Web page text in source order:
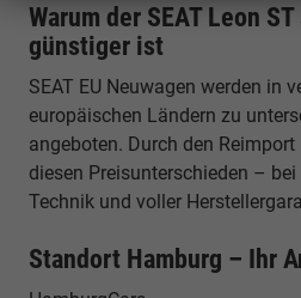
Warum der SEAT Leon
günstiger ist
SEAT EU Neuwagen werden in
europäischen Ländern zu
angeboten. Durch den
diesen Preisunterschieden –
Technik und voller
Standort Hamburg – Ihr